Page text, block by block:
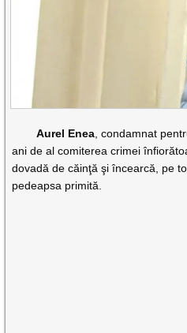
Aurel Enea , condamnat
ani de al comiterea crimei
dovadă de căinţă şi încearcă, pe
pedeapsa primită.